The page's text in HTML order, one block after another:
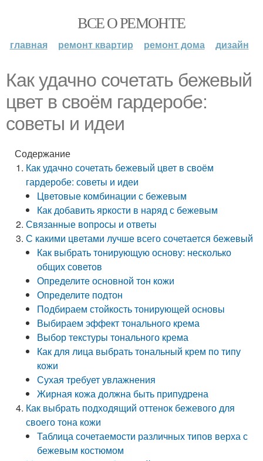
ВСЕ О РЕМОНТЕ
главная ремонт квартир ремонт дома дизайн
Как удачно сочетать бежевый
цвет в своём гардеробе:
советы и идеи
Содержание
Как удачно сочетать бежевый цвет в своём
гардеробе: советы и идеи
Цветовые комбинации с бежевым
Как добавить яркости в наряд с бежевым
Связанные вопросы и ответы
С какими цветами лучше всего сочетается бежевый
Как выбрать тонирующую основу: несколько
общих советов
Определите основной тон кожи
Определите подтон
Подбираем стойкость тонирующей основы
Выбираем эффект тонального крема
Выбор текстуры тонального крема
Как для лица выбрать тональный крем по типу
кожи
Сухая требует увлажнения
Жирная кожа должна быть припудрена
Как выбрать подходящий оттенок бежевого для
своего тона кожи
Таблица сочетаемости различных типов верха с
бежевым костюмом